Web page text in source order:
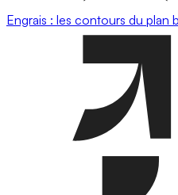
Engrais : les contours du plan